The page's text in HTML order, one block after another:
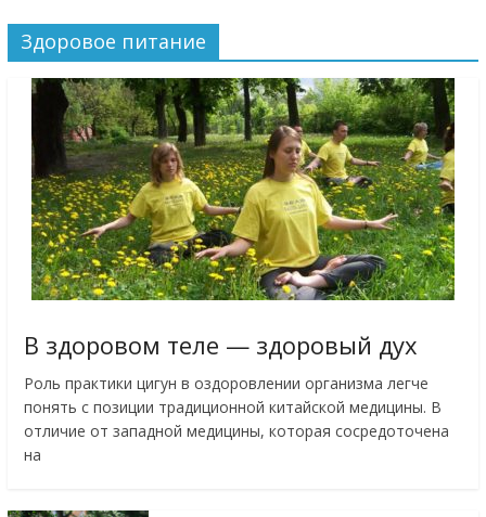
Здоровое питание
В здоровом теле — здоровый дух
Роль практики цигун в оздоровлении организма легче
понять с позиции традиционной китайской медицины. В
отличие от западной медицины, которая сосредоточена
на